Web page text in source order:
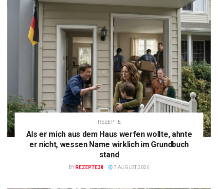
REZEPTE
Als er mich aus dem Haus werfen wollte, ahnte
er nicht, wessen Name wirklich im Grundbuch
stand
BY REZEPTE38 7 AUGUST 2026